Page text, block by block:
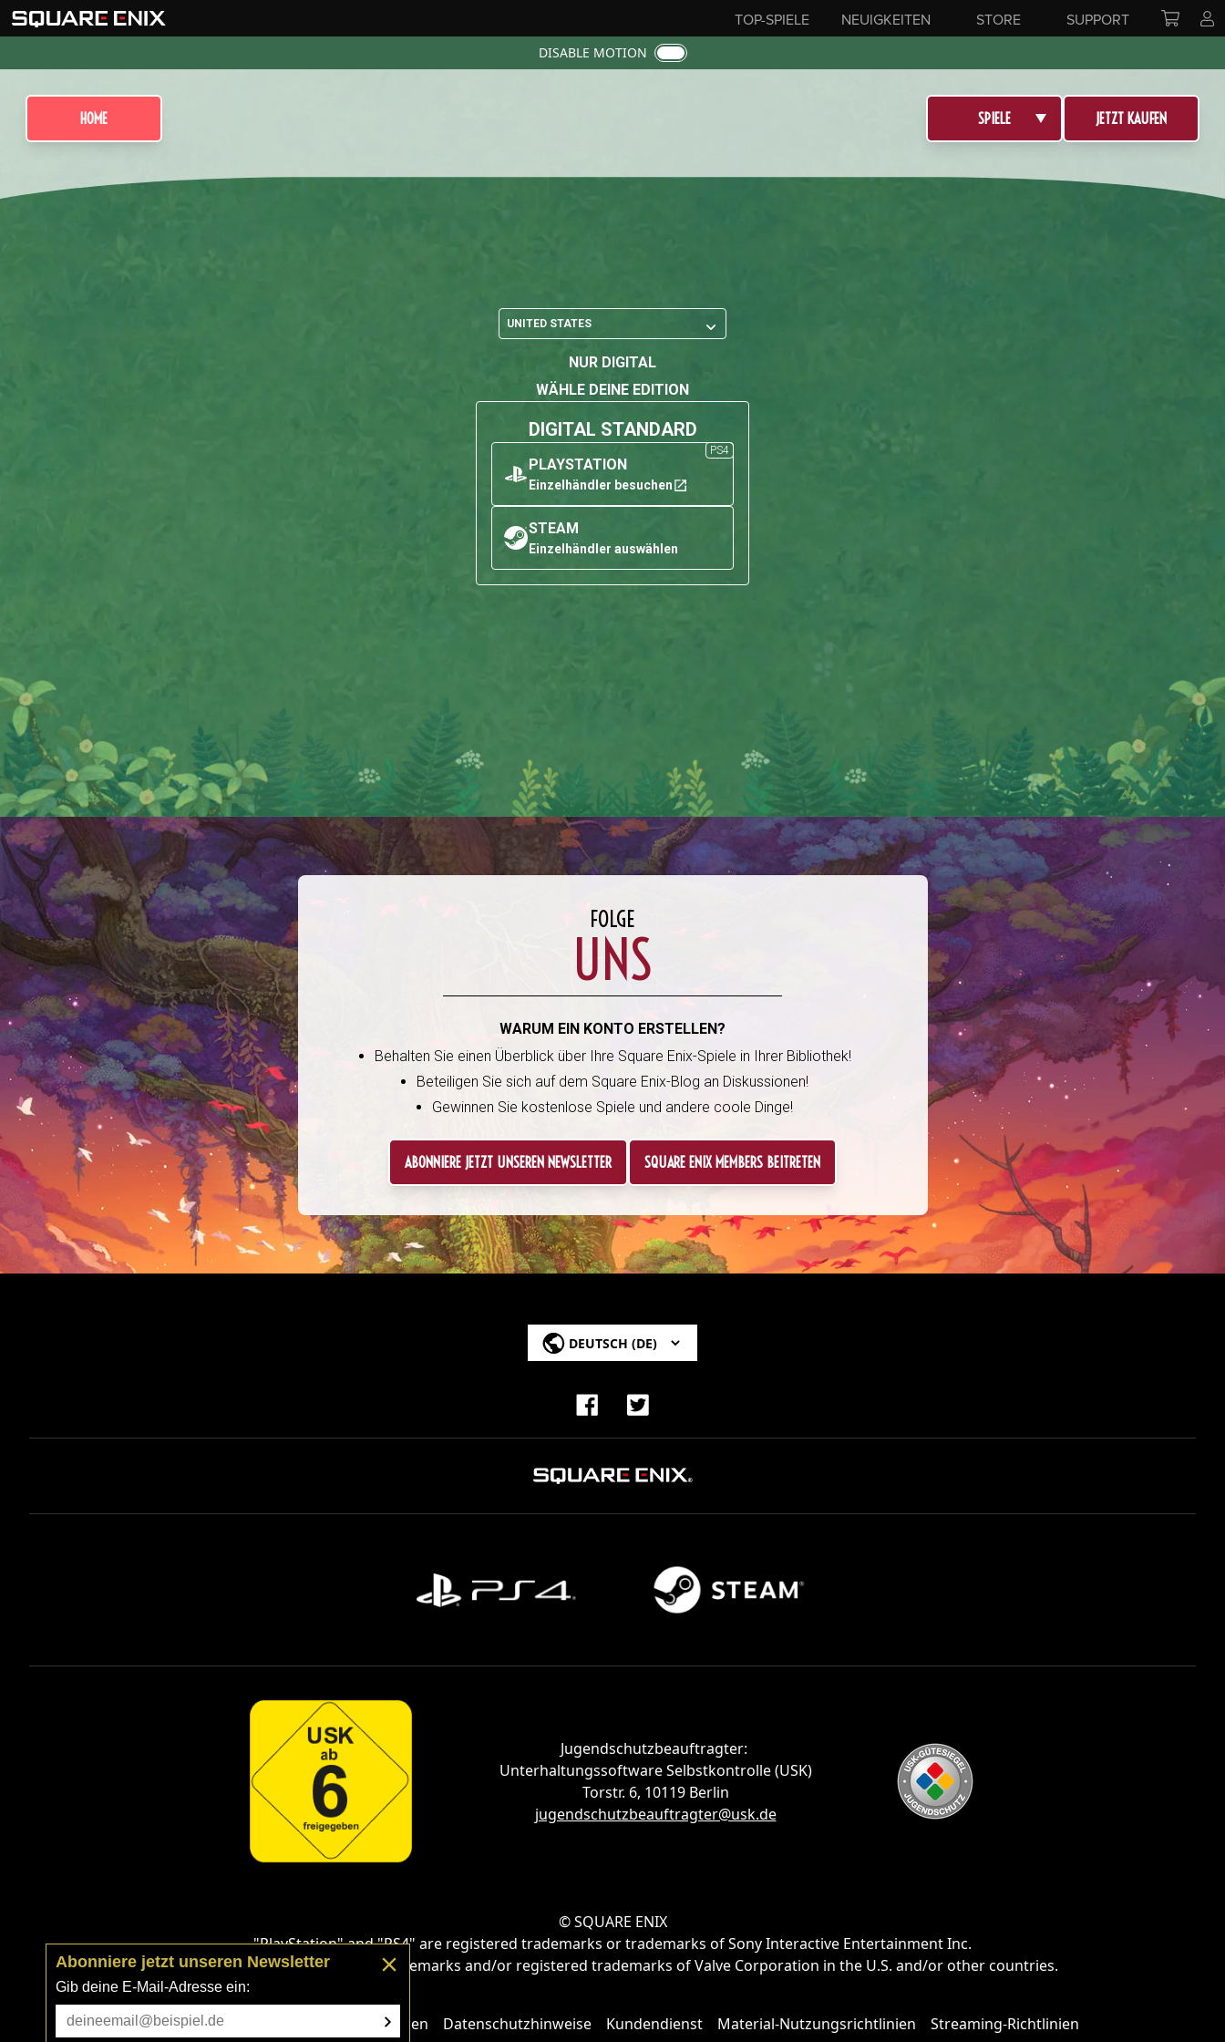
TOP-SPIELE NEUIGKEITEN STORE SUPPORT
DISABLE MOTION
HOME SPIELE JETZT KAUFEN
REGION ÄNDERN
NUR DIGITAL
WÄHLE DEINE EDITION
DIGITAL STANDARD
PLAYSTATION
Einzelhändler besuchen
PS4
PlayStation
STEAM
Einzelhändler auswählen
Steam
FOLGE
UNS
WARUM EIN KONTO ERSTELLEN?
Behalten Sie einen Überblick über Ihre Square Enix-Spiele in Ihrer Bibliothek!
Beteiligen Sie sich auf dem Square Enix-Blog an Diskussionen!
Gewinnen Sie kostenlose Spiele und andere coole Dinge!
ABONNIERE JETZT UNSEREN NEWSLETTER SQUARE ENIX MEMBERS BEITRETEN
Jugendschutzbeauftragter:
Unterhaltungssoftware Selbstkontrolle (USK)
Torstr. 6, 10119 Berlin
jugendschutzbeauftragter@usk.de
© SQUARE ENIX
"PlayStation" and "PS4" are registered trademarks or trademarks of Sony Interactive Entertainment Inc.
Steam and the Steam logo are trademarks and/or registered trademarks of Valve Corporation in the U.S. and/or other countries.
Cookie-Hinweis Nutzungsbedingungen Datenschutzhinweise Kundendienst Material-Nutzungsrichtlinien Streaming-Richtlinien
Abonniere jetzt unseren Newsletter
Gib deine E-Mail-Adresse ein: